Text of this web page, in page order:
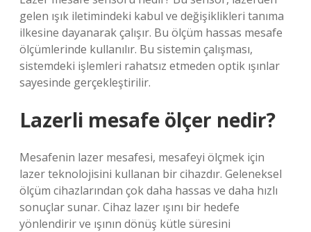
gelen ışık iletimindeki kabul ve değişiklikleri tanıma
ilkesine dayanarak çalışır. Bu ölçüm hassas mesafe
ölçümlerinde kullanılır. Bu sistemin çalışması,
sistemdeki işlemleri rahatsız etmeden optik ışınlar
sayesinde gerçekleştirilir.
Lazerli mesafe ölçer nedir?
Mesafenin lazer mesafesi, mesafeyi ölçmek için
lazer teknolojisini kullanan bir cihazdır. Geleneksel
ölçüm cihazlarından çok daha hassas ve daha hızlı
sonuçlar sunar. Cihaz lazer ışını bir hedefe
yönlendirir ve ışının dönüş kütle süresini